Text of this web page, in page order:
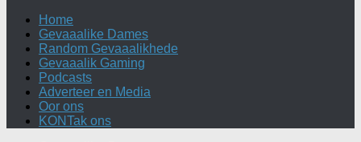
Home
Gevaaalike Dames
Random Gevaaalikhede
Gevaaalik Gaming
Podcasts
Adverteer en Media
Oor ons
KONTak ons